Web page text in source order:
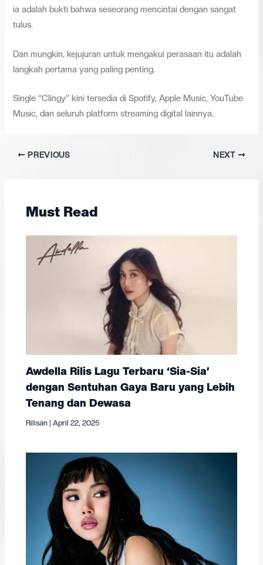
ia adalah bukti bahwa seseorang mencintai dengan sangat
tulus.
Dan mungkin, kejujuran untuk mengakui perasaan itu adalah
langkah pertama yang paling penting.
Single “Clingy” kini tersedia di Spotify, Apple Music, YouTube
Music, dan seluruh platform streaming digital lainnya.
PREVIOUS NEXT
Must Read
Awdella Rilis Lagu Terbaru ‘Sia-Sia’
dengan Sentuhan Gaya Baru yang Lebih
Tenang dan Dewasa
Rilisan |April 22, 2025